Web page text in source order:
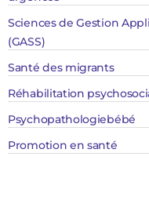
Sciences de Gestion
(GASS)
Santé des migrants
Réhabilitation
Psychopathologiebébé
Promotion en santé